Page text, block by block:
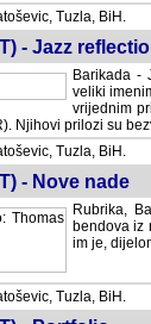
Tuzla, BiH.
- Jazz
Barikada -
imenima
vrijednim
Njihovi prilozi su
Tuzla, BiH.
- Nove nade
Rubrika,
bendova iz
je, dijelom,
Tuzla, BiH.